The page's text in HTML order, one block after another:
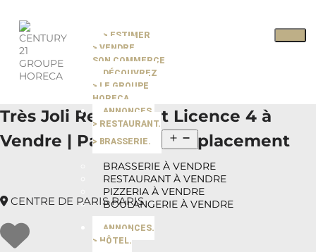
> ESTIMER
> VENDRE
SON COMMERCE
DÉCOUVREZ
> LE GROUPE
HORECA
ANNONCES.
> RESTAURANT.
> BRASSERIE.
BRASSERIE À VENDRE
RESTAURANT À VENDRE
PIZZERIA À VENDRE
BOULANGERIE À VENDRE
ANNONCES.
> HÔTEL.
Pause slide rotation
Resume slide rotation
Previous slide
Très Joli Restaurant Licence 4 à
Vendre | Paris | Top Emplacement
CENTRE DE PARIS PARIS